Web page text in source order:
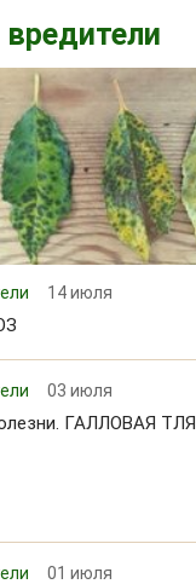
вредители
14 июля
03 июля
ГАЛЛОВАЯ ТЛЯ
01 июля